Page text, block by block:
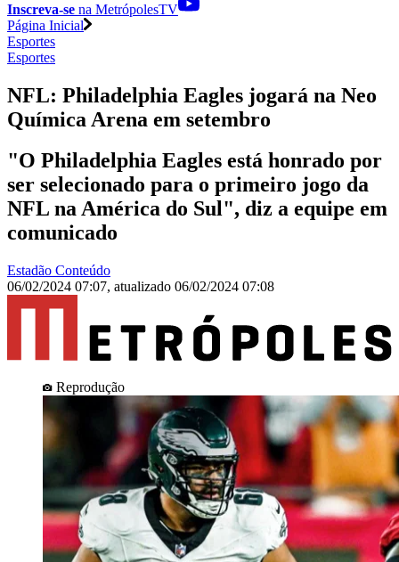
Inscreva-se na MetrópolesTV
Página Inicial
Esportes
Esportes
NFL: Philadelphia Eagles jogará na Neo
Química Arena em setembro
"O Philadelphia Eagles está honrado por
ser selecionado para o primeiro jogo da
NFL na América do Sul", diz a equipe em
comunicado
Estadão Conteúdo
06/02/2024 07:07, atualizado 06/02/2024 07:08
Reprodução